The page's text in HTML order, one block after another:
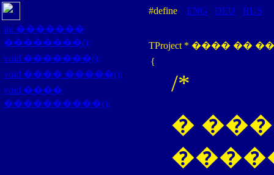
int �������
��������();
void �������();
void ���� �����();
void ����
����������();
#define ENG DEU RUS
TProject * ���� ��
{
/*
�